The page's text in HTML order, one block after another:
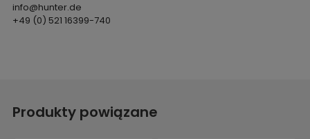
info@hunter.de
+49 (0) 521 16399-740
Produkty powiązane